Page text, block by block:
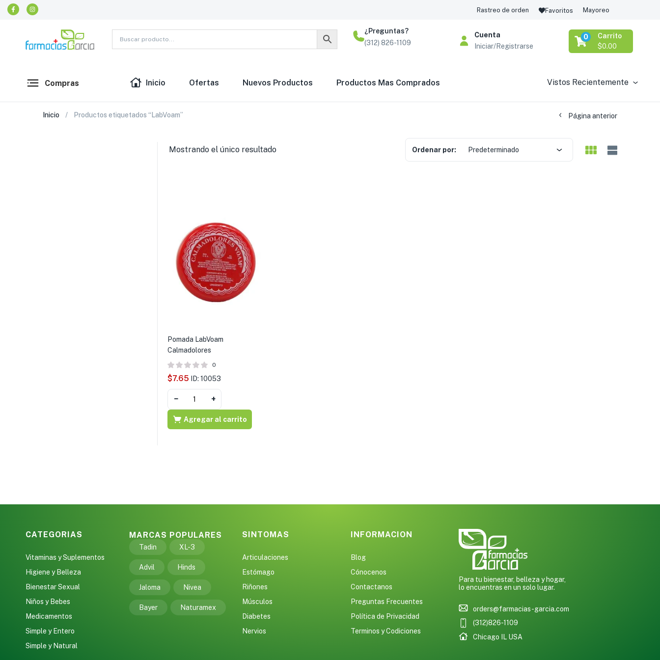
Rastreo de orden Favoritos Mayoreo
¿Preguntas?
(312) 826-1109
Cuenta
Iniciar/Registrarse
Carrito
0
$0.00
Compras Inicio Ofertas Nuevos Productos Productos Mas Comprados Vistos Recientemente
Inicio Productos etiquetados “LabVoam” Página anterior
Mostrando el único resultado Ordenar por: Predeterminado
Pomada LabVoam
Calmadolores
0
$7.65 ID: 10053
− +
Agregar al carrito
CATEGORIAS
Vitaminas y Suplementos
Higiene y Belleza
Bienestar Sexual
Niños y Bebes
Medicamentos
Simple y Entero
Simple y Natural
MARCAS POPULARES
Tadin XL-3
Advil Hinds
Jaloma Nivea
Bayer Naturamex
SINTOMAS
Articulaciones
Estómago
Riñones
Músculos
Diabetes
Nervios
INFORMACION
Blog
Cónocenos
Contactanos
Preguntas Frecuentes
Política de Privacidad
Terminos y Codiciones
Para tu bienestar, belleza y hogar,
lo encuentras en un solo lugar.
orders@farmacias-garcia.com
(312)826-1109
Chicago IL USA